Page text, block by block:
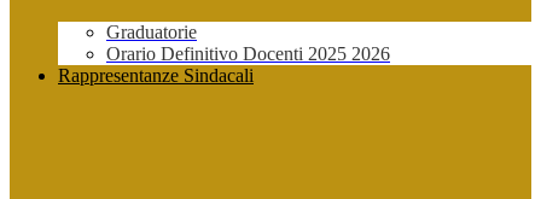
Graduatorie
Orario Definitivo Docenti 2025 2026
Rappresentanze Sindacali